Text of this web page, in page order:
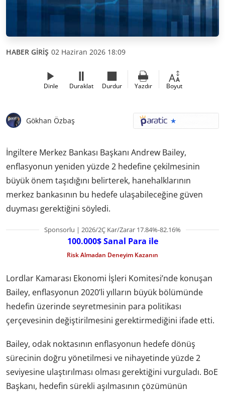
HABER GİRİŞ 02 Haziran 2026 18:09
Dinle Duraklat Durdur Yazdır Boyut
Gökhan Özbaş
İngiltere Merkez Bankası Başkanı Andrew Bailey,
enflasyonun yeniden yüzde 2 hedefine çekilmesinin
büyük önem taşıdığını belirterek, hanehalklarının
merkez bankasının bu hedefe ulaşabileceğine güven
duyması gerektiğini söyledi.
Sponsorlu | 2026/2Ç Kar/Zarar 17.84%-82.16%
100.000$ Sanal Para ile
Risk Almadan Deneyim Kazanın
Lordlar Kamarası Ekonomi İşleri Komitesi’nde konuşan
Bailey, enflasyonun 2020’li yılların büyük bölümünde
hedefin üzerinde seyretmesinin para politikası
çerçevesinin değiştirilmesini gerektirmediğini ifade etti.
Bailey, odak noktasının enflasyonun hedefe dönüş
sürecinin doğru yönetilmesi ve nihayetinde yüzde 2
seviyesine ulaştırılması olması gerektiğini vurguladı. BoE
Başkanı, hedefin sürekli aşılmasının çözümünün